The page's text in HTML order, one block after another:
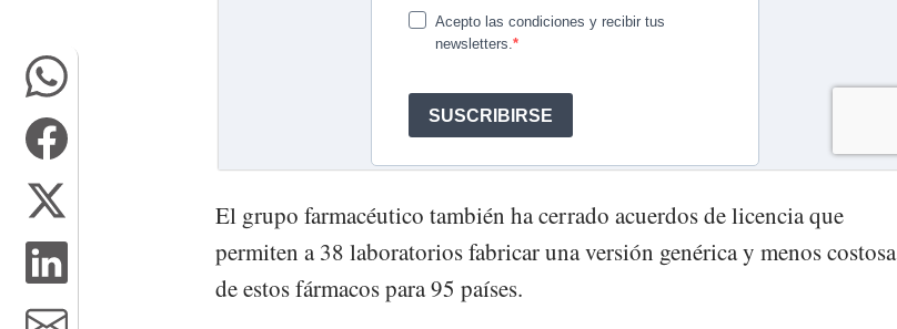
El grupo farmacéutico también ha cerrado acuerdos de licencia que
permiten a 38 laboratorios fabricar una versión genérica y menos costosa
de estos fármacos para 95 países.